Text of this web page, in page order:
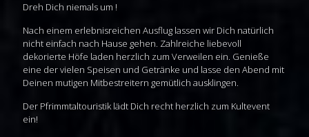
Dreh Dich niemals um !
Nach einem erlebnisreichen Ausflug lassen wir Dich natürlich
nicht einfach nach Hause gehen. Zahlreiche liebevoll
dekorierte Höfe laden herzlich zum Verweilen ein. Genieße
eine der vielen Speisen und Getränke und lasse den Abend mit
Deinen mutigen Mitbestreitern gemütlich ausklingen.
Der Pfrimmtaltouristik lädt Dich recht herzlich zum Kultevent
ein!